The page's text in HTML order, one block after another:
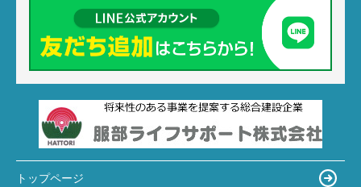
トップページ